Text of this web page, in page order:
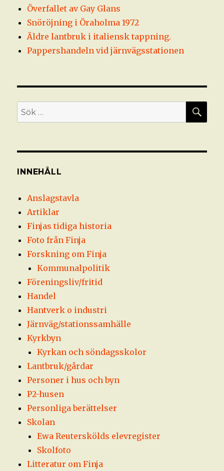
Överfallet av Gay Glans
Snöröjning i Öraholma 1972
Äldre lantbruk i italiensk tappning.
Pappershandeln vid järnvägsstationen
Sök
efter:
INNEHÅLL
Anslagstavla
Artiklar
Finjas tidiga historia
Foto från Finja
Forskning om Finja
Kommunalpolitik
Föreningsliv/fritid
Handel
Hantverk o industri
Järnväg/stationssamhälle
Kyrkbyn
Kyrkan och söndagsskolor
Lantbruk/gårdar
Personer i hus och byn
P2-husen
Personliga berättelser
Skolan
Ewa Reuterskölds elevregister
Skolfoto
Litteratur om Finja